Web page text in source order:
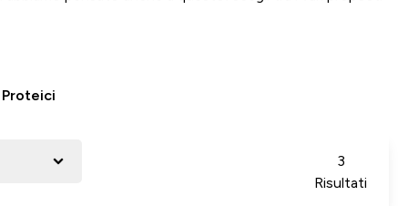
Proteici
3
Risultati